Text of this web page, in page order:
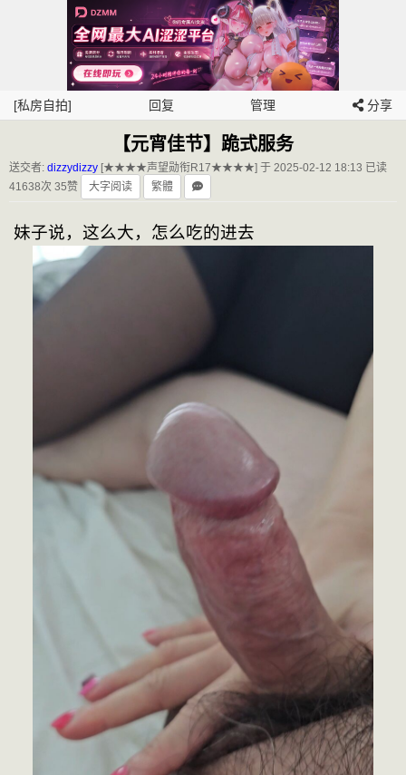
[私房自拍] 回复 管理 分享
【元宵佳节】跪式服务
送交者: dizzydizzy [★★★★声望勋衔R17★★★★] 于 2025-02-12 18:13 已读
41638次 35赞
大字阅读 繁體
妹子说，这么大，怎么吃的进去